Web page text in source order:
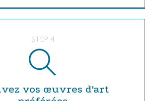
STEP 4
vos œuvres d'art